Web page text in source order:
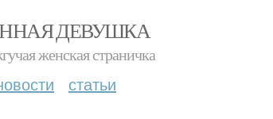
ДЕВУШКА
женская страничка
статьи